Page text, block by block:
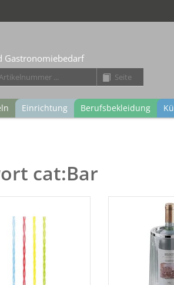
Gastronomiebedarf
Einrichtung Berufsbekleidung
cat:Bar